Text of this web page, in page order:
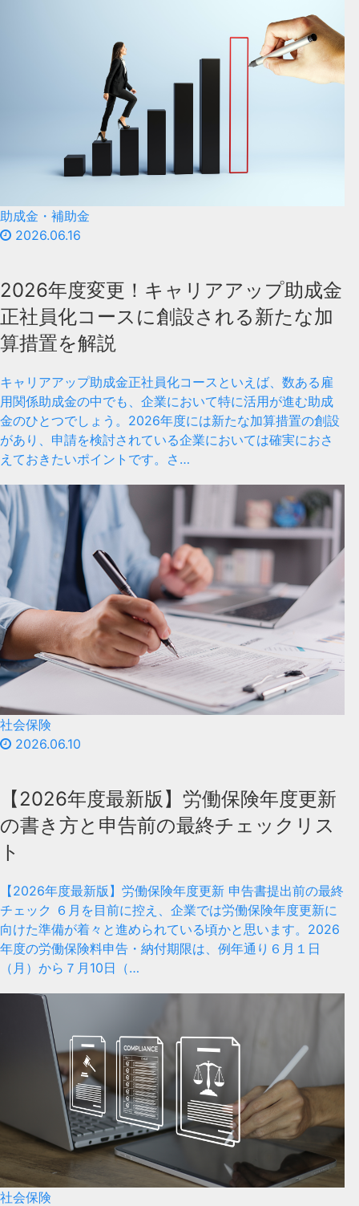
助成金・補助金
2026.06.16
2026年度変更！キャリアアップ助成金
正社員化コースに創設される新たな加
算措置を解説
キャリアアップ助成金正社員化コースといえば、数ある雇
用関係助成金の中でも、企業において特に活用が進む助成
金のひとつでしょう。2026年度には新たな加算措置の創設
があり、申請を検討されている企業においては確実におさ
えておきたいポイントです。さ…
社会保険
2026.06.10
【2026年度最新版】労働保険年度更新
の書き方と申告前の最終チェックリス
ト
【2026年度最新版】労働保険年度更新 申告書提出前の最終
チェック ６月を目前に控え、企業では労働保険年度更新に
向けた準備が着々と進められている頃かと思います。2026
年度の労働保険料申告・納付期限は、例年通り６月１日
（月）から７月10日（…
社会保険